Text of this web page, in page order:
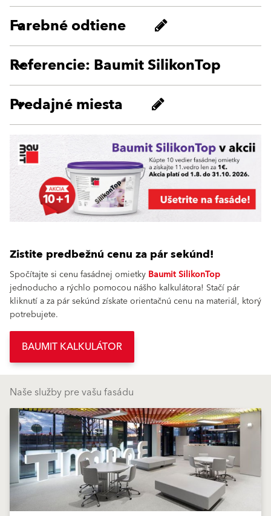
Farebné odtiene
Referencie: Baumit SilikonTop
Predajné miesta
Zistite predbežnú cenu za pár sekúnd!
Spočítajte si cenu fasádnej omietky Baumit SilikonTop
jednoducho a rýchlo pomocou nášho kalkulátora! Stačí pár
kliknutí a za pár sekúnd získate orientačnú cenu na materiál, ktorý
potrebujete.
BAUMIT KALKULÁTOR
Naše služby pre vašu fasádu